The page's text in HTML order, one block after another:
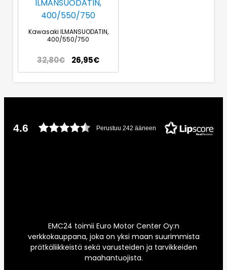
Kawasaki ILMANSUODATIN,
400/550/750
32,80€ 26,95€
4.6 Perustuu 242 ääneen
EMC24 toimii Euro Motor Center Oy:n
verkkokauppana, joka on yksi maan suurimmista
prätkäliikkeistä sekä varusteiden ja tarvikkeiden
maahantuojista.